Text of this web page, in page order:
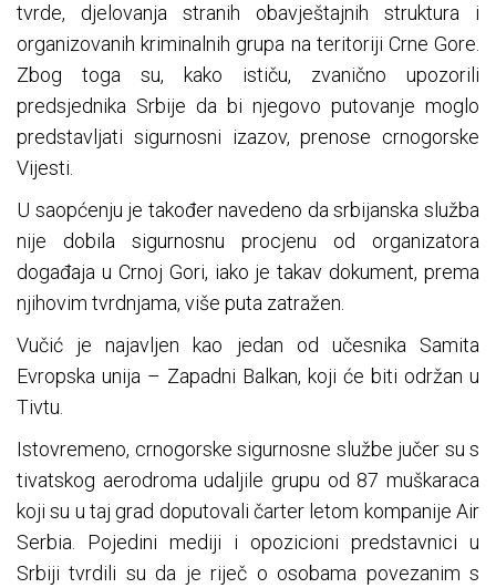
tvrde, djelovanja stranih obavještajnih struktura i
organizovanih kriminalnih grupa na teritoriji Crne Gore.
Zbog toga su, kako ističu, zvanično upozorili
predsjednika Srbije da bi njegovo putovanje moglo
predstavljati sigurnosni izazov, prenose crnogorske
Vijesti.
U saopćenju je također navedeno da srbijanska služba
nije dobila sigurnosnu procjenu od organizatora
događaja u Crnoj Gori, iako je takav dokument, prema
njihovim tvrdnjama, više puta zatražen.
Vučić je najavljen kao jedan od učesnika Samita
Evropska unija – Zapadni Balkan, koji će biti održan u
Tivtu.
Istovremeno, crnogorske sigurnosne službe jučer su s
tivatskog aerodroma udaljile grupu od 87 muškaraca
koji su u taj grad doputovali čarter letom kompanije Air
Serbia. Pojedini mediji i opozicioni predstavnici u
Srbiji tvrdili su da je riječ o osobama povezanim s